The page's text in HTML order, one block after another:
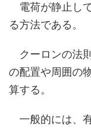
電荷が静止し
る方法である。
クーロンの法
の配置や周囲の
算する。
一般的には、